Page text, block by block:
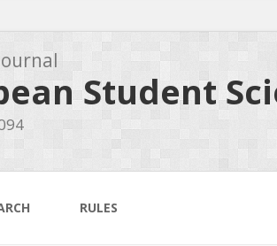
Student
RULES